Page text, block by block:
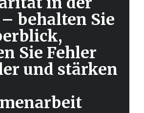
behalten Sie
Sie Fehler
und stärken